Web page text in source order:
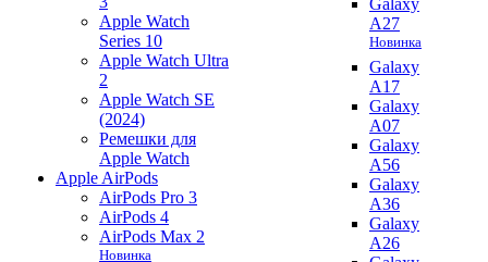
Apple Watch
Series 10
Apple Watch Ultra
2
Apple Watch SE
(2024)
Ремешки для
Apple Watch
Apple AirPods
AirPods Pro 3
AirPods 4
AirPods Max 2
Новинка
A27
Новинка
Galaxy
A17
Galaxy
A07
Galaxy
A56
Galaxy
A36
Galaxy
A26